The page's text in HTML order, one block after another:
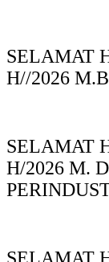
SELAMAT
H//2026
SELAMAT
H/2026 M.